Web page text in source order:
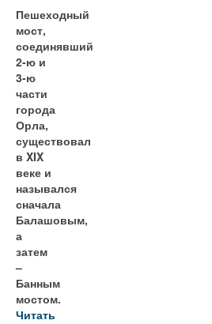
Пешеходный
мост,
соединявший
2-ю и
3-ю
части
города
Орла,
существовал
в XIX
веке и
назывался
сначала
Балашовым,
а
затем
–
Банным
мостом.
Читать